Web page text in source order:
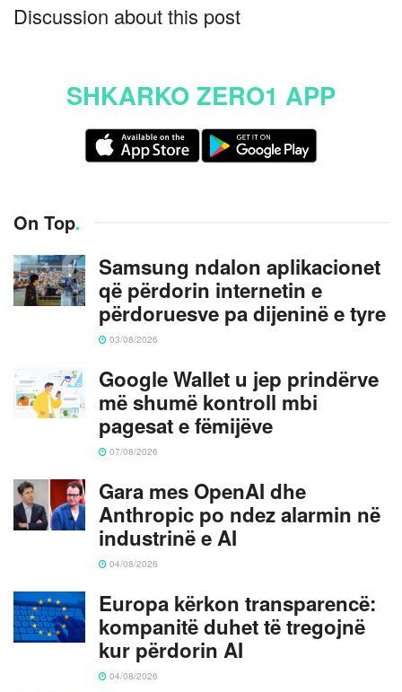
Discussion about this post
SHKARKO ZERO1 APP
On Top.
Samsung ndalon aplikacionet
që përdorin internetin e
përdoruesve pa dijeninë e tyre
03/08/2026
Google Wallet u jep prindërve
më shumë kontroll mbi
pagesat e fëmijëve
07/08/2026
Gara mes OpenAI dhe
Anthropic po ndez alarmin në
industrinë e AI
04/08/2026
Europa kërkon transparencë:
kompanitë duhet të tregojnë
kur përdorin AI
04/08/2026